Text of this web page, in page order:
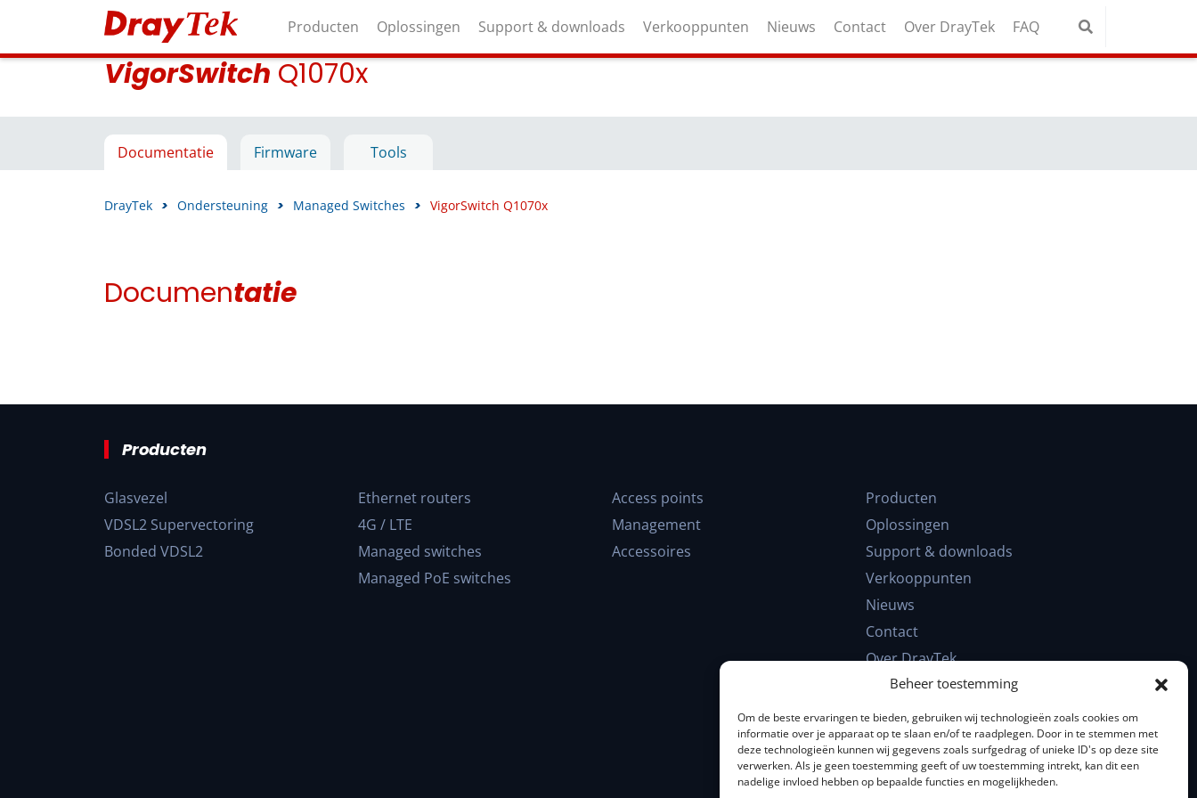
Beheer toestemming
Om de beste ervaringen te bieden, gebruiken wij technologieën zoals cookies om
informatie over je apparaat op te slaan en/of te raadplegen. Door in te stemmen met
deze technologieën kunnen wij gegevens zoals surfgedrag of unieke ID's op deze site
verwerken. Als je geen toestemming geeft of uw toestemming intrekt, kan dit een
nadelige invloed hebben op bepaalde functies en mogelijkheden.
Producten Oplossingen Support & downloads Verkooppunten Nieuws Contact Over DrayTek FAQ
VigorSwitch Q1070x
Documentatie Firmware Tools
DrayTek > Ondersteuning > Managed Switches > VigorSwitch Q1070x
Documentatie
Producten
Glasvezel
VDSL2 Supervectoring
Bonded VDSL2
Ethernet routers
4G / LTE
Managed switches
Managed PoE switches
Access points
Management
Accessoires
Producten
Oplossingen
Support & downloads
Verkooppunten
Nieuws
Contact
Over DrayTek
FAQ
Kennisbank